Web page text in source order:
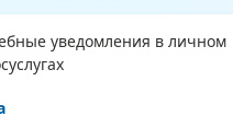
уведомления в личном